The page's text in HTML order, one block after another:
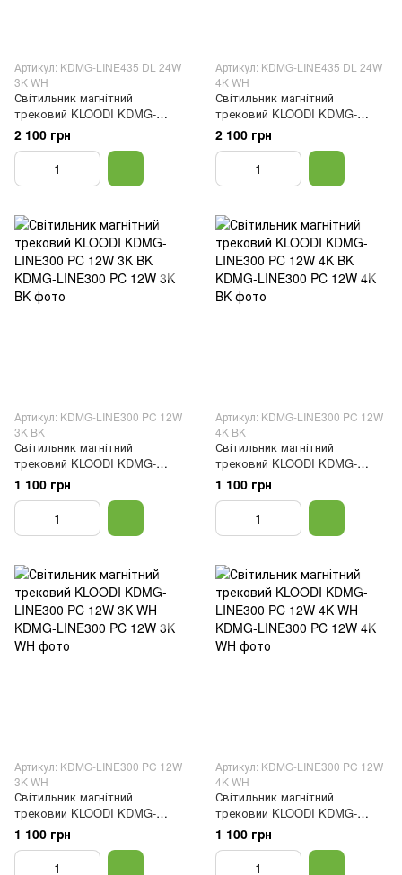
Артикул: KDMG-LINE435 DL 24W
3K WH
Світильник магнітний
трековий KLOODI KDMG-
LINE435 DL 24W 3K WH
2 100 грн
Артикул: KDMG-LINE435 DL 24W
4K WH
Світильник магнітний
трековий KLOODI KDMG-
LINE435 DL 24W 4K WH
2 100 грн
Артикул: KDMG-LINE300 PC 12W
3K BK
Світильник магнітний
трековий KLOODI KDMG-
LINE300 PC 12W 3K BK
1 100 грн
Артикул: KDMG-LINE300 PC 12W
4K BK
Світильник магнітний
трековий KLOODI KDMG-
LINE300 PC 12W 4K BK
1 100 грн
Артикул: KDMG-LINE300 PC 12W
3K WH
Світильник магнітний
трековий KLOODI KDMG-
LINE300 PC 12W 3K WH
1 100 грн
Артикул: KDMG-LINE300 PC 12W
4K WH
Світильник магнітний
трековий KLOODI KDMG-
LINE300 PC 12W 4K WH
1 100 грн